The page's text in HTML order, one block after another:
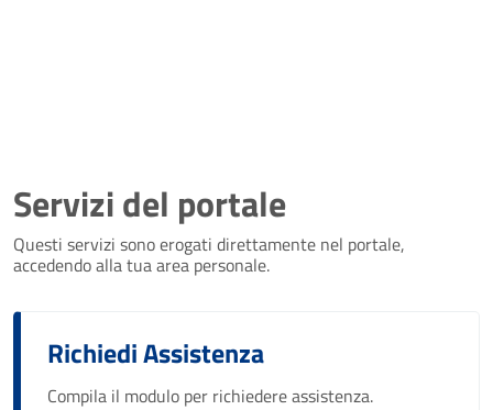
Servizi del portale
Questi servizi sono erogati direttamente nel portale,
accedendo alla tua area personale.
Richiedi Assistenza
Compila il modulo per richiedere assistenza.